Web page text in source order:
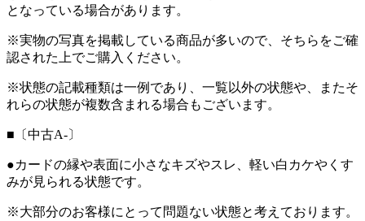
となっている場合があります。
※実物の写真を掲載している商品が多いので、そちらをご確
認された上でご購入ください。
※状態の記載種類は一例であり、一覧以外の状態や、またそ
れらの状態が複数含まれる場合もございます。
■〔中古A-〕
●カードの縁や表面に小さなキズやスレ、軽い白カケやくす
みが見られる状態です。
※大部分のお客様にとって問題ない状態と考えております。